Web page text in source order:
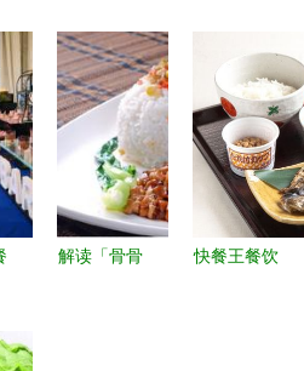
提升园区配
餐与食堂承
包效能的关
键路径
餐饮管理领
航者
解读「骨骨
快餐王餐饮